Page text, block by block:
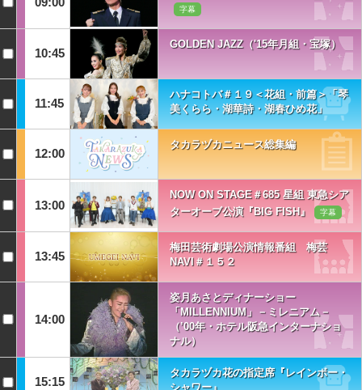
字幕
10:45
GOLDEN JAZZ（'15年月組・宝塚）
11:45
ハナコトバ＃１９＜花組・前篇＞「琴
美くらら・湖華詩・湖春ひめ花」
12:00
タカラヅカニュース総集編
13:00
NOW ON STAGE＃685 星組 東急シア
ターオーブ公演『BIG FISH』
字幕
13:45
梅田芸術劇場公演情報番組 梅芸
NAVI＃１５２
14:00
姿月あさとディナーショー
「MILLENNIUM」－ミレニアム－
（’00年・ホテル阪急インターナショ
ナル）
15:15
タカラヅカ花の指定席『レインボー・
シャワー』